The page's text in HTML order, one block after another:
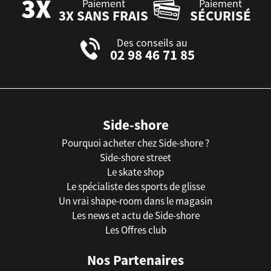
Paiement
3X SANS FRAIS
Paiement
SÉCURISÉ
Des conseils au
02 98 46 71 85
Side-shore
Pourquoi acheter chez Side-shore ?
Side-shore street
Le skate shop
Le spécialiste des sports de glisse
Un vrai shape-room dans le magasin
Les news et actu de Side-shore
Les Offres club
Nos Partenaires